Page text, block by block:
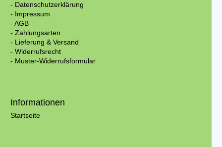
- Datenschutzerklärung
- Impressum
- AGB
- Zahlungsarten
- Lieferung & Versand
- Widerrufsrecht
- Muster-Widerrufsformular
Informationen
Startseite